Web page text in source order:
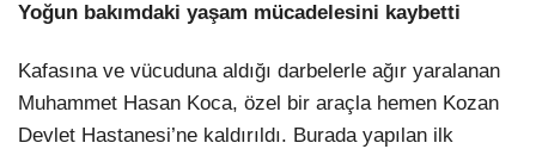
Yoğun bakımdaki yaşam mücadelesini kaybetti
Kafasına ve vücuduna aldığı darbelerle ağır yaralanan
Muhammet Hasan Koca, özel bir araçla hemen Kozan
Devlet Hastanesi’ne kaldırıldı. Burada yapılan ilk